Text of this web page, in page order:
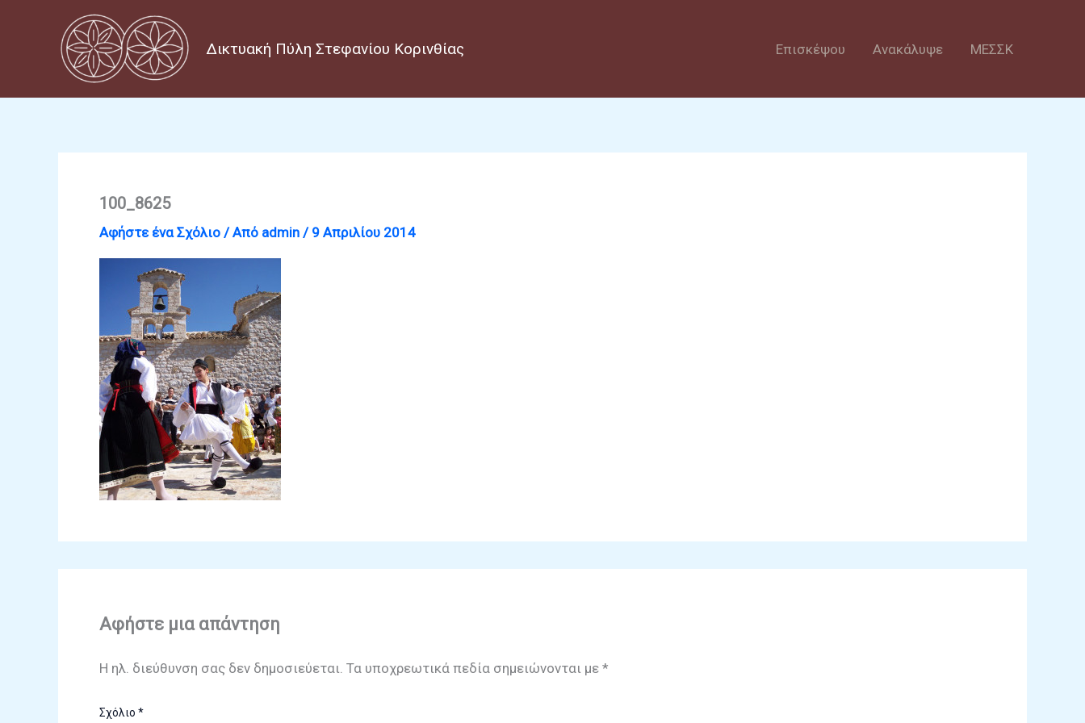
περιεχόμενο
Δικτυακή Πύλη Στεφανίου Κορινθίας Επισκέψου Ανακάλυψε ΜΕΣΣΚ
100_8625
Αφήστε ένα Σχόλιο / Από admin / 9 Απριλίου 2014
Αφήστε μια απάντηση
Η ηλ. διεύθυνση σας δεν δημοσιεύεται. Τα υποχρεωτικά πεδία σημειώνονται με *
Σχόλιο *